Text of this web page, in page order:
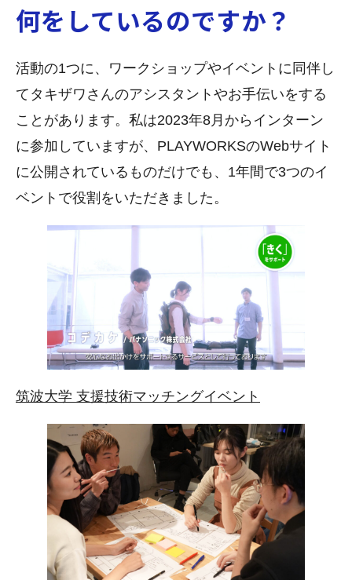
何をしているのですか？
活動の1つに、ワークショップやイベントに同伴し
てタキザワさんのアシスタントやお手伝いをする
ことがあります。私は2023年8月からインターン
に参加していますが、PLAYWORKSのWebサイト
に公開されているものだけでも、1年間で3つのイ
ベントで役割をいただきました。
筑波大学 支援技術マッチングイベント